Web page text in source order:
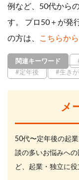
例など、50代から
す。 プロ50＋が発
の方は、
こちらから
関連キーワード
#定年後
#生き
メ
50代〜定年後の起
談の多いお悩みへ
ど、起業・独立に